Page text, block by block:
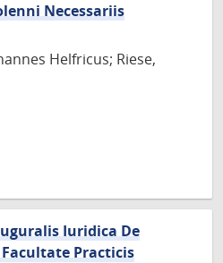
Necessariis
Helfricus; Riese,
Iuridica De
Practicis